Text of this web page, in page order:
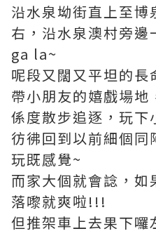
沿水泉坳街直上至
右，沿水泉澳村旁邊
ga la~
呢段又闊又平坦的
帶小朋友的嬉戲場
係度散步追逐，玩下
彷彿回到以前細個同
玩既感覺~
而家大個就會諗，
落嚟就爽啦!!!
但推架車上去果下